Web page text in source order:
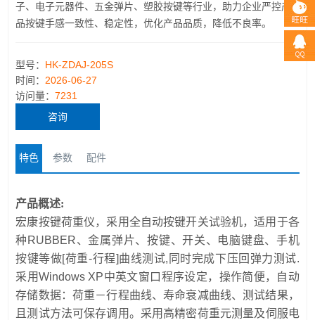
子、电子元器件、五金弹片、塑胶按键等行业，助力企业严控产
品按键手感一致性、稳定性，优化产品品质，降低不良率。
型号： HK-ZDAJ-205S
时间： 2026-06-27
访问量：7231
咨询
特色 参数 配件
产品概述:
宏康按键荷重仪，采用全自动按键开关试验机，适用于各
种RUBBER、金属弹片、按键、开关、电脑键盘、手机
按键等做[荷重-行程]曲线测试,同时完成下压回弹力测试.
采用Windows XP中英文窗口程序设定，操作简便，自动
存储数据：荷重－行程曲线、寿命衰减曲线、测试结果，
且测试方法可保存调用。 采用高精密荷重元测量及伺服电